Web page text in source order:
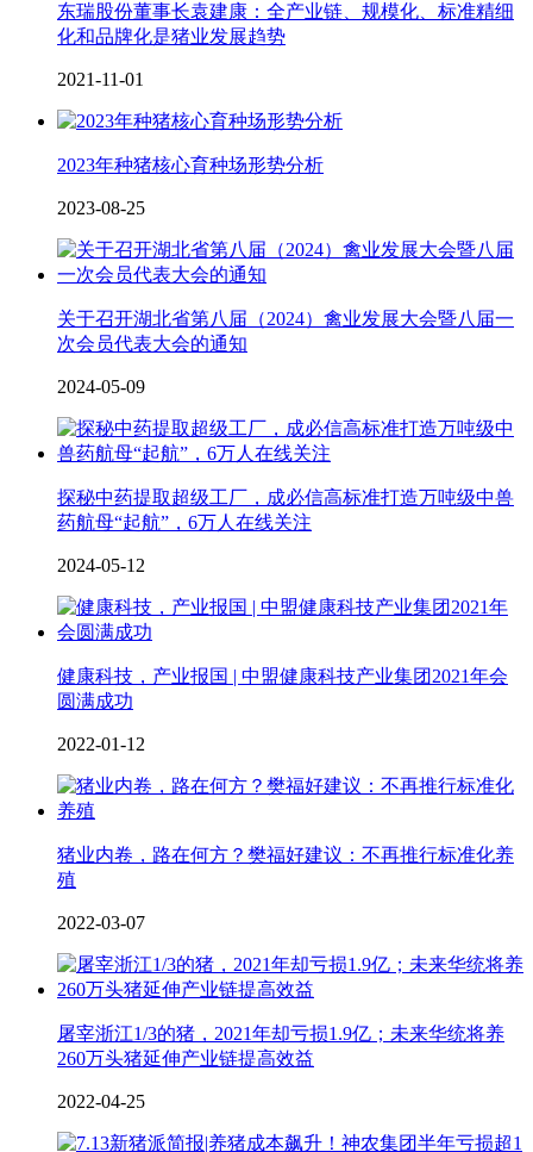
东瑞股份董事长袁建康：全产业链、规模化、标准精细
化和品牌化是猪业发展趋势
2021-11-01
2023年种猪核心育种场形势分析
2023-08-25
关于召开湖北省第八届（2024）禽业发展大会暨八届一
次会员代表大会的通知
2024-05-09
探秘中药提取超级工厂，成必信高标准打造万吨级中兽
药航母“起航”，6万人在线关注
2024-05-12
健康科技，产业报国 | 中盟健康科技产业集团2021年会
圆满成功
2022-01-12
猪业内卷，路在何方？樊福好建议：不再推行标准化养
殖
2022-03-07
屠宰浙江1/3的猪，2021年却亏损1.9亿；未来华统将养
260万头猪延伸产业链提高效益
2022-04-25